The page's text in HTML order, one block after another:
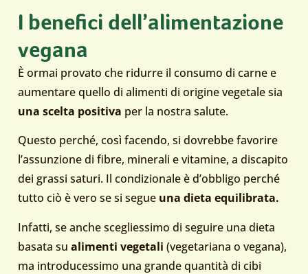
I benefici dell’alimentazione
vegana
È ormai provato che ridurre il consumo di carne e
aumentare quello di alimenti di origine vegetale sia
una scelta positiva per la nostra salute.
Questo perché, così facendo, si dovrebbe favorire
l’assunzione di fibre, minerali e vitamine, a discapito
dei grassi saturi. Il condizionale è d’obbligo perché
tutto ciò è vero se si segue una dieta equilibrata.
Infatti, se anche scegliessimo di seguire una dieta
basata su alimenti vegetali (vegetariana o vegana),
ma introducessimo una grande quantità di cibi